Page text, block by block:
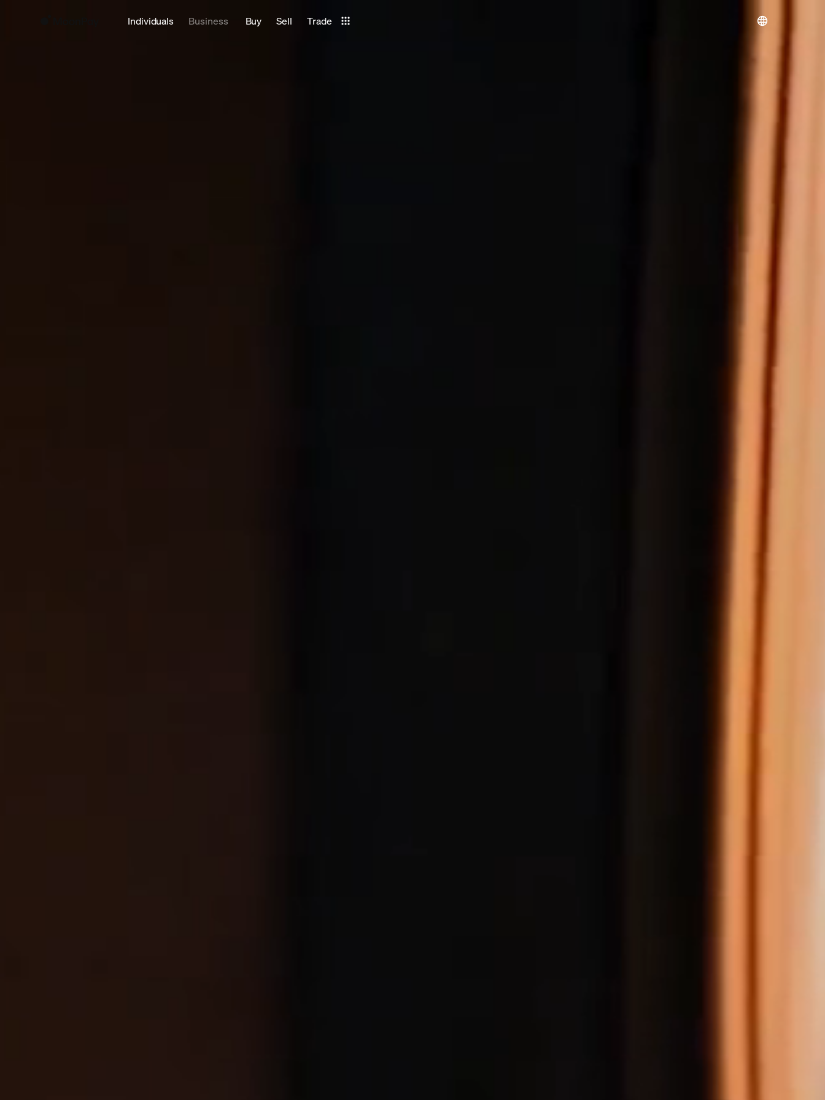
Individuals Business Buy Sell Trade